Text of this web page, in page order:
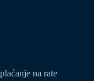
na rate